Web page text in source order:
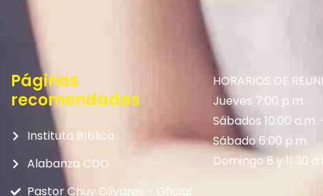
Páginas
recomendadas
Instituto Bíblico
Alabanza CDO
Pastor Chuy Olivares - Oficial
HORARIOS DE
Jueves 7:00 p.m.
Sábados 10:00
Sábado 6:00 p.m.
Domingo 8 y 11:30